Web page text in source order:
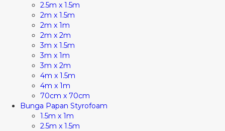
2.5m x 1.5m
2m x 1.5m
2m x 1m
2m x 2m
3m x 1.5m
3m x 1m
3m x 2m
4m x 1.5m
4m x 1m
70cm x 70cm
Bunga Papan Styrofoam
1.5m x 1m
2.5m x 1.5m